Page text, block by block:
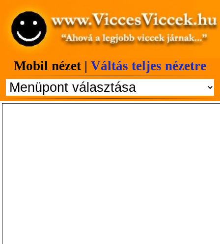
Mobil nézet | Váltás teljes nézetre